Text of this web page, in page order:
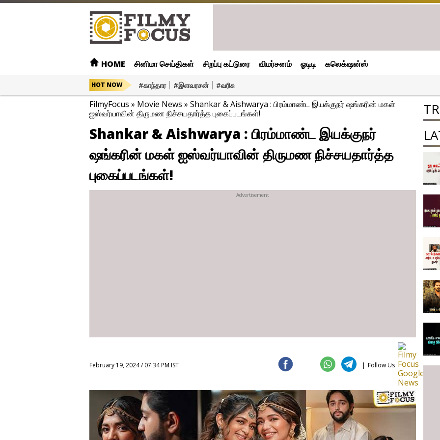
HOME சினிமா செய்திகள் சிறப்பு கட்டுரை விமர்சனம் ஓடிடி கலெக்‌ஷன்ஸ்
HOT NOW #காந்தார #இளவரசன் #வரிசு
FilmyFocus » Movie News » Shankar & Aishwarya : பிரம்மாண்ட இயக்குநர் ஷங்கரின் மகள்
ஐஸ்வர்யாவின் திருமண நிச்சயதார்த்த புகைப்படங்கள்!
Shankar & Aishwarya : பிரம்மாண்ட இயக்குநர்
ஷங்கரின் மகள் ஐஸ்வர்யாவின் திருமண நிச்சயதார்த்த
புகைப்படங்கள்!
February 19, 2024 / 07:34 PM IST | Follow Us